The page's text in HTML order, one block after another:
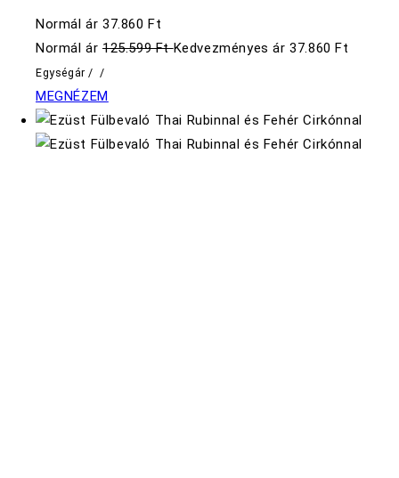
Normál ár 37.860 Ft
Normál ár 125.599 FtKedvezményes ár 37.860 Ft
Egységár / /
MEGNÉZEM